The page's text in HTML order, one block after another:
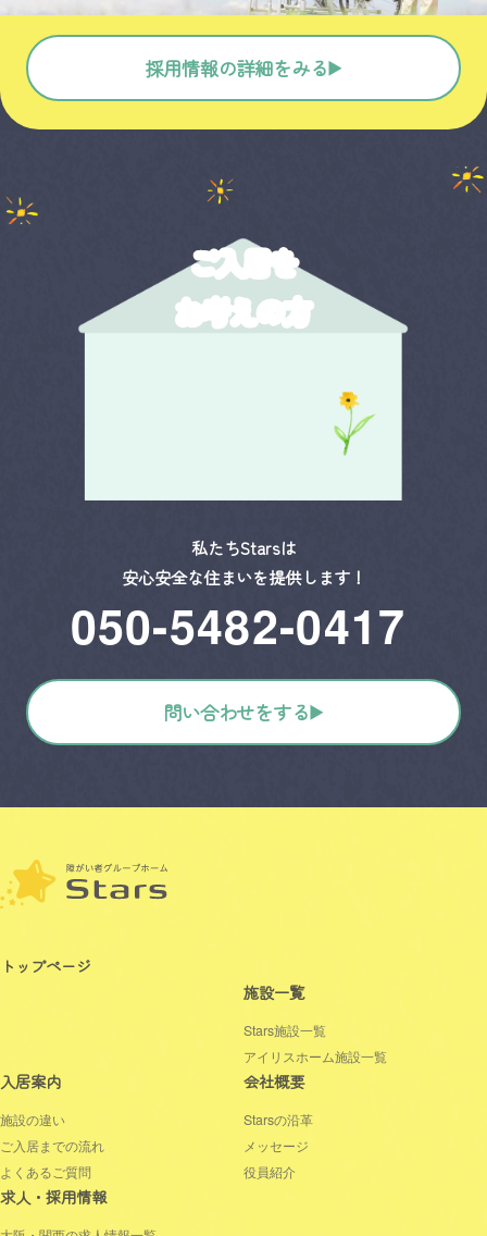
採用情報の詳細をみる
ご入居を
お考えの方
私たちStarsは
安心安全な住まいを提供します！
050-5482-0417
問い合わせをする
トップページ
施設一覧
Stars施設一覧
アイリスホーム施設一覧
入居案内
施設の違い
ご入居までの流れ
よくあるご質問
会社概要
Starsの沿革
メッセージ
役員紹介
求人・採用情報